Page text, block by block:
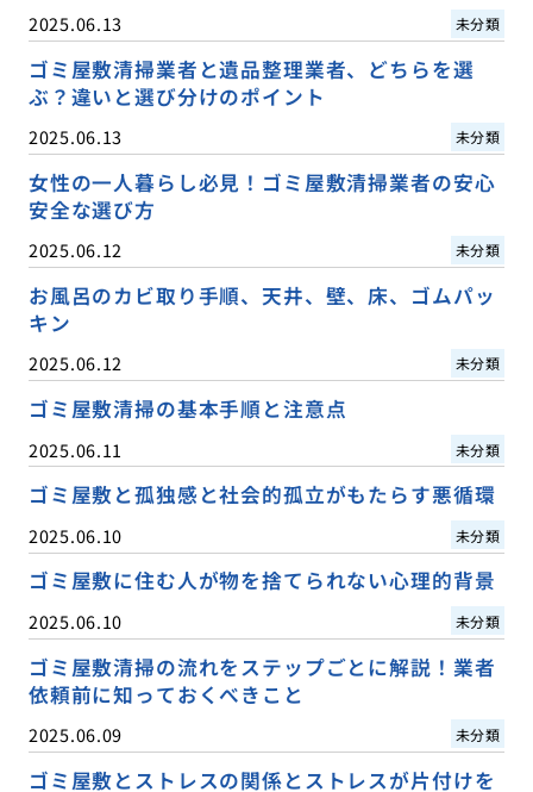
2025.06.13 未分類
ゴミ屋敷清掃業者と遺品整理業者、どちらを選
ぶ？違いと選び分けのポイント
2025.06.13 未分類
女性の一人暮らし必見！ゴミ屋敷清掃業者の安心
安全な選び方
2025.06.12 未分類
お風呂のカビ取り手順、天井、壁、床、ゴムパッ
キン
2025.06.12 未分類
ゴミ屋敷清掃の基本手順と注意点
2025.06.11 未分類
ゴミ屋敷と孤独感と社会的孤立がもたらす悪循環
2025.06.10 未分類
ゴミ屋敷に住む人が物を捨てられない心理的背景
2025.06.10 未分類
ゴミ屋敷清掃の流れをステップごとに解説！業者
依頼前に知っておくべきこと
2025.06.09 未分類
ゴミ屋敷とストレスの関係とストレスが片付けを